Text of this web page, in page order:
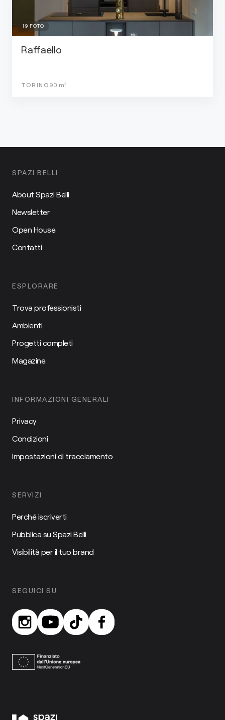
19 FOTO
Raffaello
TORINO 90 m²
SPAZI BELLI
About Spazi Belli
Newsletter
Open House
Contatti
ESPLORARE
Trova professionisti
Ambienti
Progetti completi
Magazine
INFORMAZIONI GENERALI
Privacy
Condizioni
Impostazioni di tracciamento
SERVIZI
Perché iscriverti
Pubblica su Spazi Belli
Visibilità per il tuo brand
SEGUICI SU